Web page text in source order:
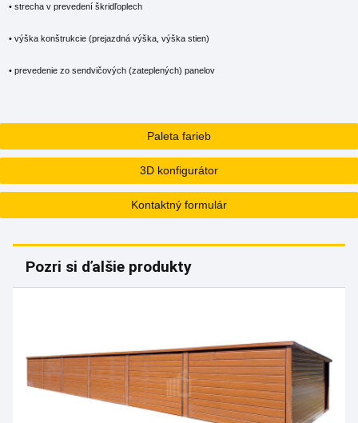
Paleta farieb
3D konfigurátor
Kontaktný formulár
• strecha v prevedení škridľoplech
• výška konštrukcie (prejazdná výška, výška stien)
• prevedenie zo sendvičových (zateplených) panelov
Pozri si ďalšie produkty